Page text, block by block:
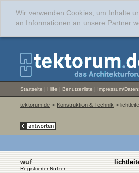
Wir verwenden Cookies, um Inhalte
an Informationen an unsere Partner
Startseite | Hilfe | Benutzerliste | Impressum/
tektorum.de > Konstruktion & Technik >
wuf
Registrierter Nutzer